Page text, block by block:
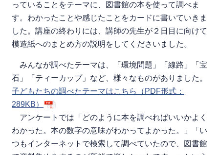
っていることをテーマに、図書館の本を使って調べま
す。わかったことや感じたことをカードに書いていきま
した。講座の終わりには、講師の先生が２日目に向けて
模造紙へのまとめ方の説明をしてくださいました。
みんなが調べたテーマは、「環境問題」「線路」「宝
石」「ティーカップ」など、様々なものがありました。
子どもたちの調べたテーマはこちら（PDF形式：
289KB）
アンケートでは「どのように本を調べればいいかよく
わかった。本の数字の意味がわかってよかった。」「い
つもインターネットで検索して調べていたので、図書館